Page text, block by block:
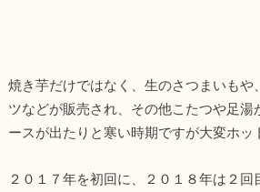
焼き芋だけではなく、生のさつまいもや
ツなどが販売され、その他こたつや足湯
ースが出たりと寒い時期ですが大変ホッ
２０１７年を初回に、２０１８年は２回